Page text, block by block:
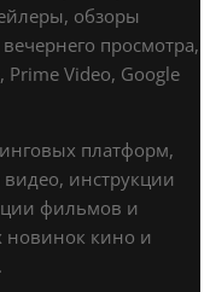
обзоры
просмотра,
Video, Google
платформ,
инструкции
фильмов и
новинок кино и